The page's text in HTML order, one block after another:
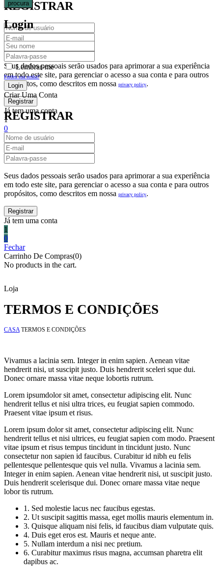
REGISTRAR
Seus dados pessoais serão usados para aprimorar a sua experiência
em todo este site, para gerenciar o acesso a sua conta e para outros
propósitos, como descritos em nossa privacy policy.
Já tem uma conta
1
0
Fechar
Carrinho De Compras(0)
No products in the cart.
procura
Login
Lembrar-me
Perdeu sua senha?
Criar Uma Conta
REGISTRAR
Seus dados pessoais serão usados para aprimorar a sua experiência
em todo este site, para gerenciar o acesso a sua conta e para outros
propósitos, como descritos em nossa privacy policy.
Já tem uma conta
1
0
Fechar
Carrinho De Compras(0)
No products in the cart.
Loja
TERMOS E CONDIÇÕES
CASA TERMOS E CONDIÇÕES
Vivamus a lacinia sem. Integer in enim sapien. Aenean vitae
hendrerit nisi, ut suscipit justo. Duis hendrerit sceleri sque dui.
Donec ornare massa vitae neque lobortis rutrum.
Lorem ipsumdolor sit amet, consectetur adipiscing elit. Nunc
hendrerit tellus et nisi ultra trices, eu feugiat sapien commodo.
Praesent vitae ipsum et risus.
Lorem ipsum dolor sit amet, consectetur adipiscing elit. Nunc
hendrerit tellus et nisi ultrices, eu feugiat sapien com modo. Praesent
vitae ipsum et risus tempus tincidunt in tincidunt justo. Nunc
consectetur non sapien id faucibus. Curabitur id nibh eu felis
pellentesque pellentesque quis vel nulla. Vivamus a lacinia sem.
Integer in enim sapien. Aenean vitae hendrerit nisi, ut suscipit justo.
Duis hendrerit scelerisque dui. Donec ornare massa vitae neque
lobor tis rutrum.
1. Sed molestie lacus nec faucibus egestas.
2. Ut suscipit sagittis massa, eget mollis mauris elementum in.
3. Quisque aliquam nisi felis, id faucibus diam vulputate quis.
4. Duis eget eros est. Mauris et neque ante.
5. Nullam interdum a nisi nec pretium.
6. Curabitur maximus risus magna, accumsan pharetra elit
dapibus ac.